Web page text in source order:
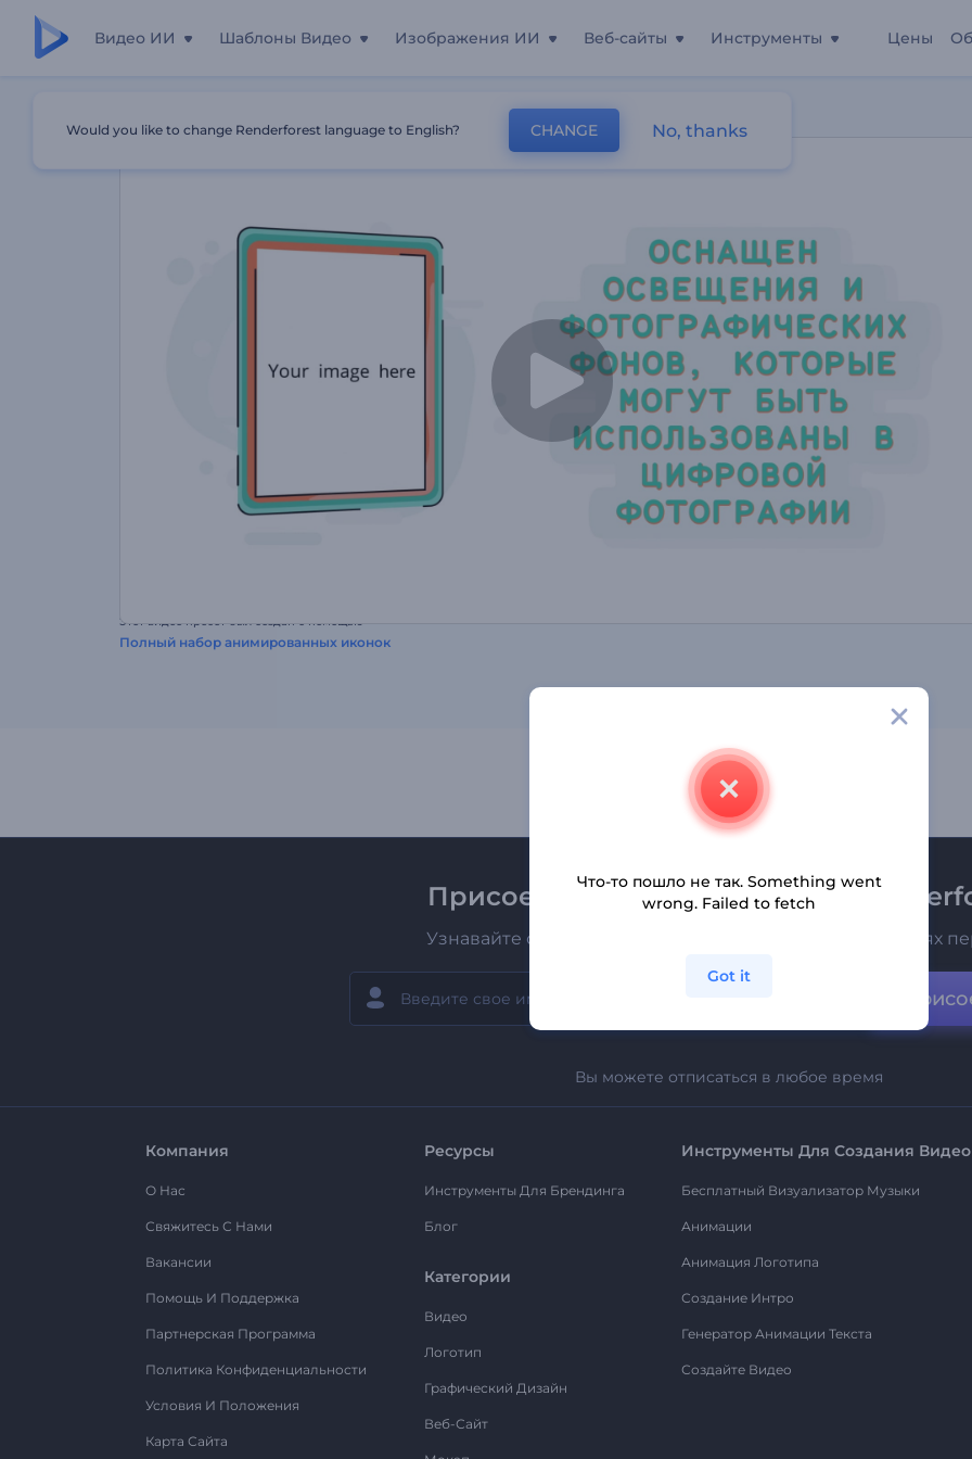
Видео ИИ Шаблоны Видео Изображения ИИ Веб-сайты Инструменты Цены
Анимированное Промо Для Фотостудии
Этот видео пресет был создан с помощью
Полный набор анимированных иконок
Присоединяйтесь к рассылке
Узнавайте о последних новостях и новых предложениях
Вы можете отписаться в любое время
Компания
О Нас
Свяжитесь С Нами
Вакансии
Помощь И Поддержка
Партнерская Программа
Политика Конфиденциальности
Условия И Положения
Карта Сайта
Ресурсы
Инструменты Для Брендинга
Блог
Категории
Видео
Логотип
Графический Дизайн
Веб-Сайт
Инструменты Для Создания Видео
Бесплатный Визуализатор Музыки
Анимации
Анимация Логотипа
Создание Интро
Генератор Анимации Текста
Создайте Видео
Would you like to change Renderforest language to English? CHANGE No, thanks
Что-то пошло не так. Something went
wrong. Failed to fetch
Got it